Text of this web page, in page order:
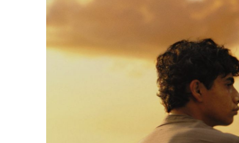
Openingstijden & contact
Bereikbaarheid
Schoolvoorstellingen
Filmprogramma’s Primair Onderwijs